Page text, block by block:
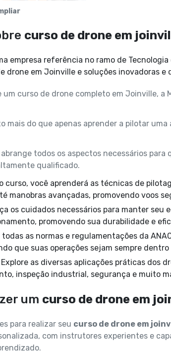
curso de drone em
drone em Joinville e soluções inovadoras e
curso de drone completo em Joinville, a
mais do que apenas aprender a pilotar
abrange todos os aspectos necessários
qualificado.
manobras avançadas, promovendo voos
promovendo sua durabilidade e
que suas operações sejam sempre dentro
inspeção industrial, segurança e muito
um curso de drone em
para realizar seu curso de drone em
com instrutores experientes e